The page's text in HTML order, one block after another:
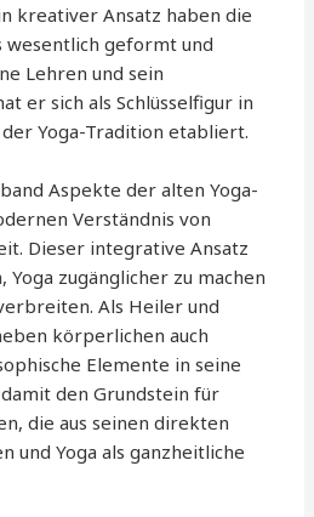
kreativer Ansatz haben die
wesentlich geformt und
Lehren und sein
er sich als Schlüsselfigur in
Yoga-Tradition etabliert.
Aspekte der alten Yoga-
Verständnis von
Dieser integrative Ansatz
zugänglicher zu machen
Als Heiler und
körperlichen auch
Elemente in seine
den Grundstein für
die aus seinen direkten
und Yoga als ganzheitliche